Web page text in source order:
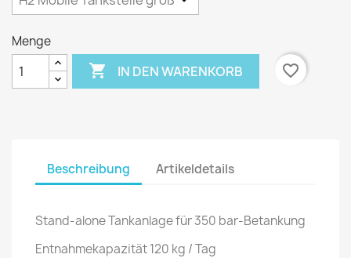
Menge
 IN DEN WARENKORB favorite_border
Beschreibung Artikeldetails
Stand-alone Tankanlage für 350 bar-Betankung
Entnahmekapazität 120 kg / Tag